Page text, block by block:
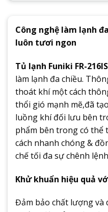
Công nghệ làm lạnh
luôn tươi ngon
Tủ lạnh Funiki FR-
làm lạnh đa chiều.
thoát khí một cách
thổi gió mạnh mẽ,đã
luồng khí đối lưu bên
phẩm bên trong có thể
cách nhanh chóng &
chế tối đa sự chênh
Khử khuẩn hiệu quả
Đảm bảo chất lượng và